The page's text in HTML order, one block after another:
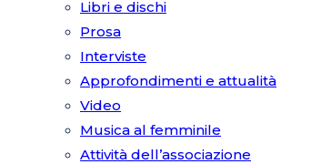
Libri e dischi
Prosa
Interviste
Approfondimenti e attualità
Video
Musica al femminile
Attività dell’associazione